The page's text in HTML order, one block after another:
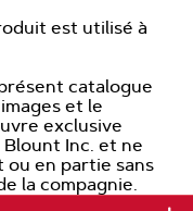
est utilisé à
catalogue
et le
exclusive
Inc. et ne
en partie sans
la compagnie.